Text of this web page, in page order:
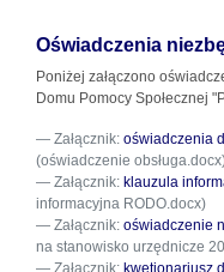
Oświadczenia
Poniżej załączono
Domu Pomocy Społecznej
Załącznik: oświadczenia
(oświadczenie
Załącznik: klauzula
informacyjna RODO.docx)
Załącznik: oświadczenie
na stanowisko urzędnicze
Załącznik: kwetionariusz